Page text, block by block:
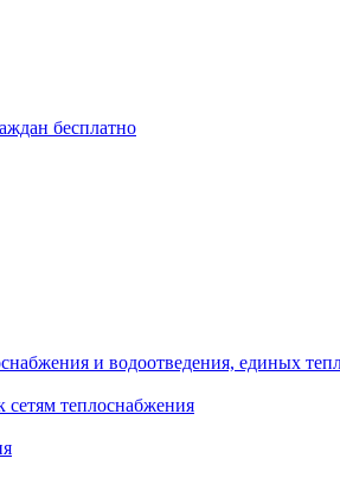
бесплатно
и водоотведения, единых
сетям теплоснабжения